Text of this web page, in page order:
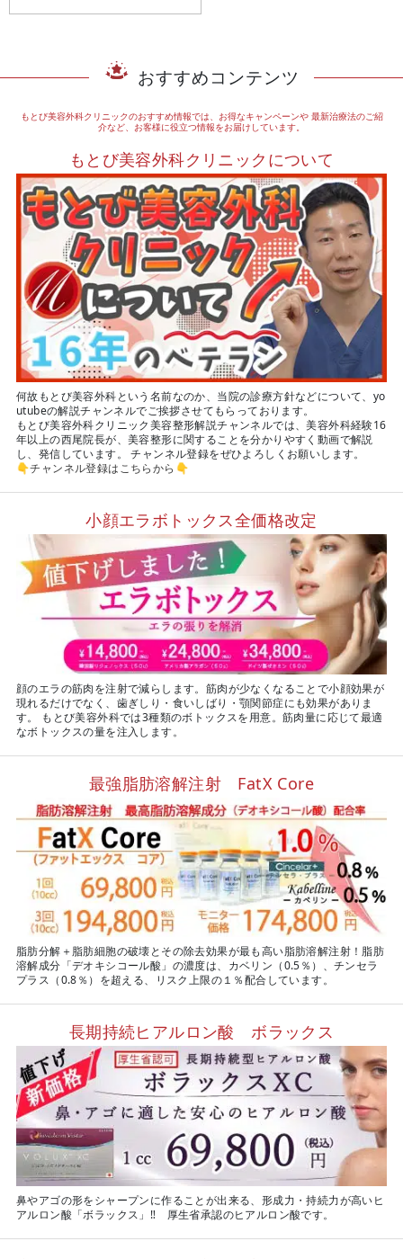
おすすめコンテンツ
もとび美容外科クリニックのおすすめ情報では、お得なキャンペーンや最新治療法のご紹
介など、お客様に役立つ情報をお届けしています。
もとび美容外科クリニックについて
何故もとび美容外科という名前なのか、当院の診療方針などについて、yo
utubeの解説チャンネルでご挨拶させてもらっております。
もとび美容外科クリニック美容整形解説チャンネルでは、美容外科経験16
年以上の西尾院長が、美容整形に関することを分かりやすく動画で解説
し、発信しています。 チャンネル登録をぜひよろしくお願いします。
👇チャンネル登録はこちらから 👇
小顔エラボトックス全価格改定
顔のエラの筋肉を注射で減らします。筋肉が少なくなることで小顔効果が
現れるだけでなく、歯ぎしり・食いしばり・顎関節症にも効果がありま
す。 もとび美容外科では3種類のボトックスを用意。筋肉量に応じて最適
なボトックスの量を注入します。
最強脂肪溶解注射 FatX Core
脂肪分解＋脂肪細胞の破壊とその除去効果が最も高い脂肪溶解注射！脂肪
溶解成分「デオキシコール酸」の濃度は、カベリン（0.5％）、チンセラ
プラス（0.8％）を超える、リスク上限の１％配合しています。
長期持続ヒアルロン酸 ボラックス
鼻やアゴの形をシャープンに作ることが出来る、形成力・持続力が高いヒ
アルロン酸「ボラックス」‼ 厚生省承認のヒアルロン酸です。